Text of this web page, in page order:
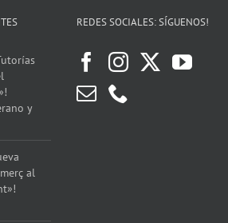
y
al
REDES SOCIALES: SÍGUENOS!